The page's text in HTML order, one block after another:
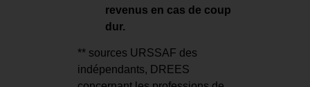
revenus en cas de coup
dur.
** sources URSSAF des
indépendants, DREES